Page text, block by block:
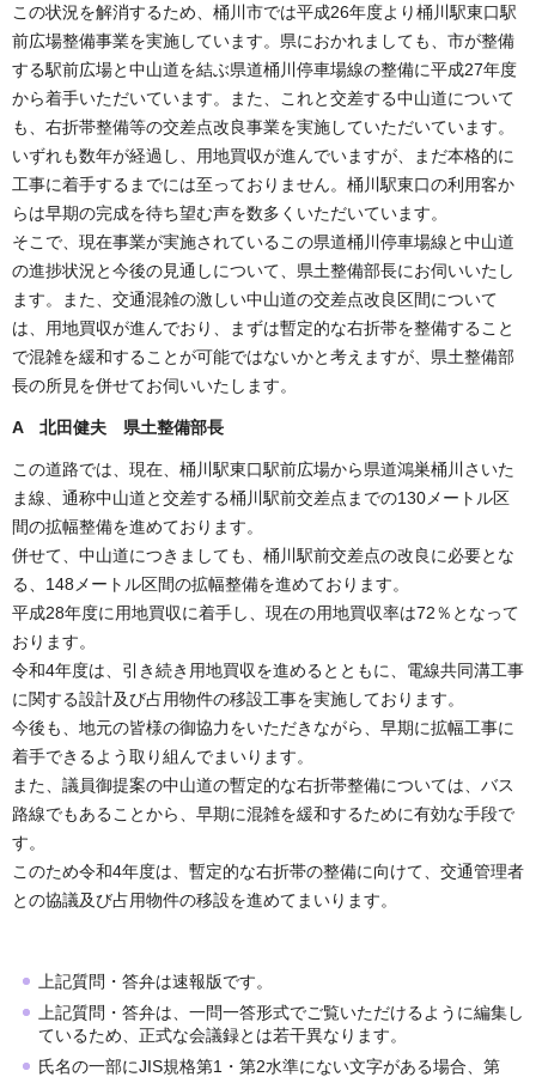
この状況を解消するため、桶川市では平成26年度より桶川駅東口駅
前広場整備事業を実施しています。県におかれましても、市が整備
する駅前広場と中山道を結ぶ県道桶川停車場線の整備に平成27年度
から着手いただいています。また、これと交差する中山道について
も、右折帯整備等の交差点改良事業を実施していただいています。
いずれも数年が経過し、用地買収が進んでいますが、まだ本格的に
工事に着手するまでには至っておりません。桶川駅東口の利用客か
らは早期の完成を待ち望む声を数多くいただいています。
そこで、現在事業が実施されているこの県道桶川停車場線と中山道
の進捗状況と今後の見通しについて、県土整備部長にお伺いいたし
ます。また、交通混雑の激しい中山道の交差点改良区間について
は、用地買収が進んでおり、まずは暫定的な右折帯を整備すること
で混雑を緩和することが可能ではないかと考えますが、県土整備部
長の所見を併せてお伺いいたします。
A 北田健夫 県土整備部長
この道路では、現在、桶川駅東口駅前広場から県道鴻巣桶川さいた
ま線、通称中山道と交差する桶川駅前交差点までの130メートル区
間の拡幅整備を進めております。
併せて、中山道につきましても、桶川駅前交差点の改良に必要とな
る、148メートル区間の拡幅整備を進めております。
平成28年度に用地買収に着手し、現在の用地買収率は72％となって
おります。
令和4年度は、引き続き用地買収を進めるとともに、電線共同溝工事
に関する設計及び占用物件の移設工事を実施しております。
今後も、地元の皆様の御協力をいただきながら、早期に拡幅工事に
着手できるよう取り組んでまいります。
また、議員御提案の中山道の暫定的な右折帯整備については、バス
路線でもあることから、早期に混雑を緩和するために有効な手段で
す。
このため令和4年度は、暫定的な右折帯の整備に向けて、交通管理者
との協議及び占用物件の移設を進めてまいります。
上記質問・答弁は速報版です。
上記質問・答弁は、一問一答形式でご覧いただけるように編集し
ているため、正式な会議録とは若干異なります。
氏名の一部にJIS規格第1・第2水準にない文字がある場合、第